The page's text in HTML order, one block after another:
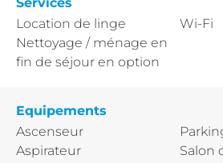
Location de linge
Nettoyage / ménage en
fin de séjour en option
Wi-Fi
Equipements
Ascenseur
Aspirateur
Salon